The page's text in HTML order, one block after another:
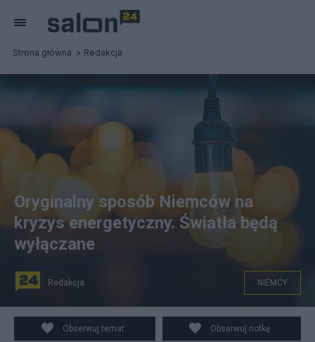
Strona główna Redakcja
Niemcy muszą oszczędzać na energii użytkowej z
powodu wojny.
Oryginalny sposób Niemców na
kryzys energetyczny. Światła będą
wyłączane
Redakcja NIEMCY
Obserwuj temat Obserwuj notkę